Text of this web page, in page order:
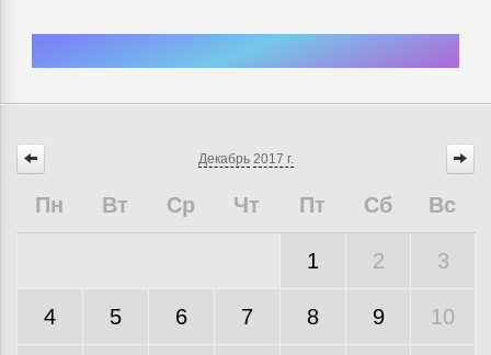
Декабрь 2017 г.
Пн Вт Ср Чт Пт Сб Вс
1 2 3
4 5 6 7 8 9 10